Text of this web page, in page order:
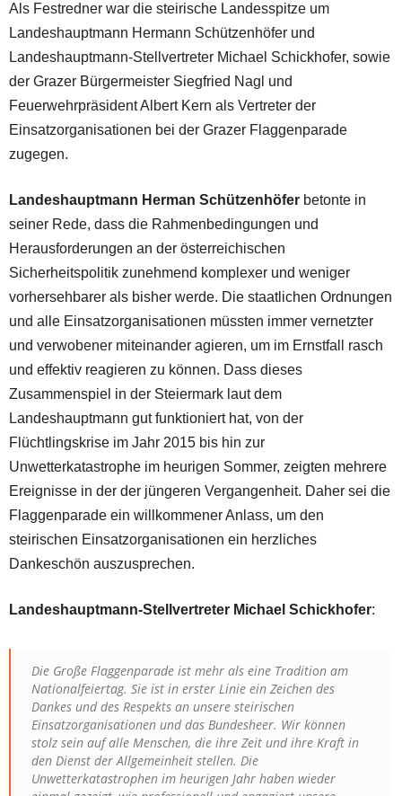
Als Festredner war die steirische Landesspitze um
Landeshauptmann Hermann Schützenhöfer und
Landeshauptmann-Stellvertreter Michael Schickhofer, sowie
der Grazer Bürgermeister Siegfried Nagl und
Feuerwehrpräsident Albert Kern als Vertreter der
Einsatzorganisationen bei der Grazer Flaggenparade
zugegen.
Landeshauptmann Herman Schützenhöfer betonte in
seiner Rede, dass die Rahmenbedingungen und
Herausforderungen an der österreichischen
Sicherheitspolitik zunehmend komplexer und weniger
vorhersehbarer als bisher werde. Die staatlichen Ordnungen
und alle Einsatzorganisationen müssten immer vernetzter
und verwobener miteinander agieren, um im Ernstfall rasch
und effektiv reagieren zu können. Dass dieses
Zusammenspiel in der Steiermark laut dem
Landeshauptmann gut funktioniert hat, von der
Flüchtlingskrise im Jahr 2015 bis hin zur
Unwetterkatastrophe im heurigen Sommer, zeigten mehrere
Ereignisse in der der jüngeren Vergangenheit. Daher sei die
Flaggenparade ein willkommener Anlass, um den
steirischen Einsatzorganisationen ein herzliches
Dankeschön auszusprechen.
Landeshauptmann-Stellvertreter Michael Schickhofer:
Die Große Flaggenparade ist mehr als eine Tradition am
Nationalfeiertag. Sie ist in erster Linie ein Zeichen des
Dankes und des Respekts an unsere steirischen
Einsatzorganisationen und das Bundesheer. Wir können
stolz sein auf alle Menschen, die ihre Zeit und ihre Kraft in
den Dienst der Allgemeinheit stellen. Die
Unwetterkatastrophen im heurigen Jahr haben wieder